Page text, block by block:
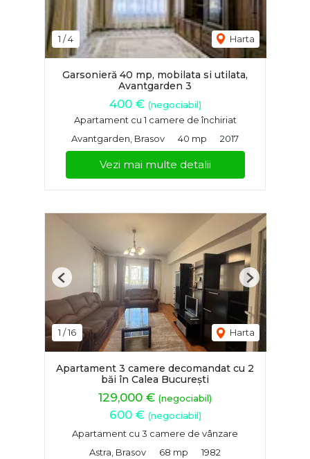
1 /4 Harta
Garsonieră 40 mp, mobilata si utilata,
Avantgarden 3
400 € (negociabil)
Apartament cu 1 camere de închiriat
Avantgarden, Brasov
40 mp 2017
Vezi mai multe detalii
1 /16 Harta
Previous Next
Apartament 3 camere decomandat cu 2
băi în Calea București
129,000 € (negociabil)
600 € (negociabil)
Apartament cu 3 camere de vânzare
Astra, Brasov
68 mp 1982